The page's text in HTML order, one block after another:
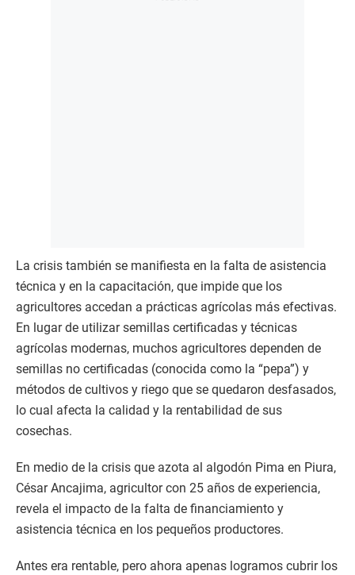
La crisis también se manifiesta en la falta de asistencia
técnica y en la capacitación, que impide que los
agricultores accedan a prácticas agrícolas más efectivas.
En lugar de utilizar semillas certificadas y técnicas
agrícolas modernas, muchos agricultores dependen de
semillas no certificadas (conocida como la “pepa”) y
métodos de cultivos y riego que se quedaron desfasados,
lo cual afecta la calidad y la rentabilidad de sus
cosechas.
En medio de la crisis que azota al algodón Pima en Piura,
César Ancajima, agricultor con 25 años de experiencia,
revela el impacto de la falta de financiamiento y
asistencia técnica en los pequeños productores.
Antes era rentable, pero ahora apenas logramos cubrir los